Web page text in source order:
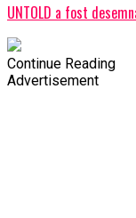
UNTOLD a fost
Continue Reading
Advertisement